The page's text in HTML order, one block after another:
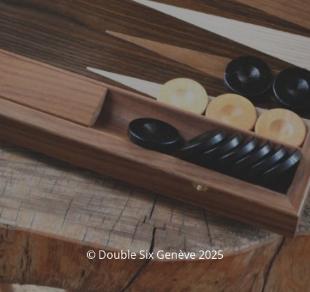
© Double Six Genève 2025